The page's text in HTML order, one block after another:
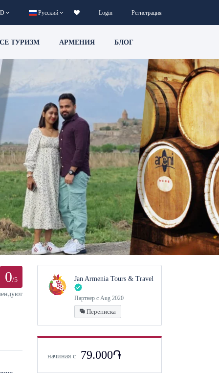
Русский Login Регистрация
ТУРИЗМ АРМЕНИЯ БЛОГ
0/5
Jan Armenia Tours & Travel
Партнер с Aug 2020
Переписка
начиная с 79.000֏